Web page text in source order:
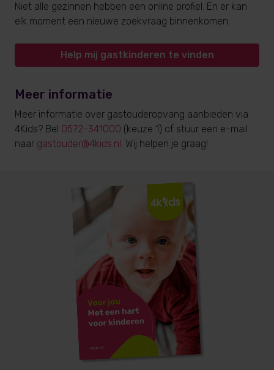
Niet alle gezinnen hebben een online profiel. En er kan
elk moment een nieuwe zoekvraag binnenkomen.
Help mij gastkinderen te vinden
Meer informatie
Meer informatie over gastouderopvang aanbieden via
4Kids? Bel 0572-341000 (keuze 1) of stuur een e-mail
naar gastouder@4kids.nl. Wij helpen je graag!